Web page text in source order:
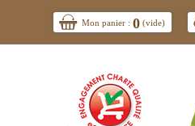
Mon panier : 0 (vide)